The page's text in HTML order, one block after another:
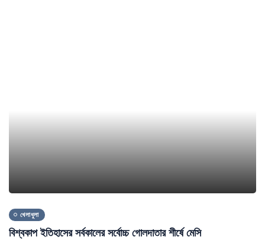
খেলাধুলা
বিশ্বকাপ ইতিহাসের সর্বকালের সর্বোচ্চ গোলদাতার শীর্ষে মেসি